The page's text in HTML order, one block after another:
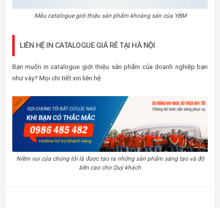
Mẫu catalogue giới thiệu sản phẩm khoáng sản của YBM
LIÊN HỆ IN CATALOGUE GIÁ RẺ TẠI HÀ NỘI
Bạn muốn in catalogue giới thiệu sản phẩm của doanh nghiệp bạn
như vây? Mọi chi tiết xin liên hệ:
Niềm vui của chúng tôi là được tạo ra những sản phẩm sáng tạo và độ
bền cao cho Quý khách